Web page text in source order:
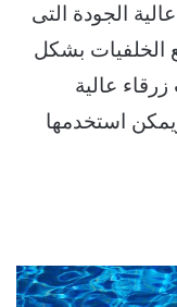
الجودة التى
الخلفيات بشكل
عالية
استخدمها